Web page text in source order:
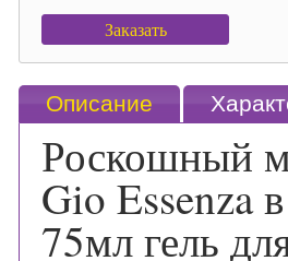
Заказать
Описание
Роскошный
Gio Essenza
75мл гель